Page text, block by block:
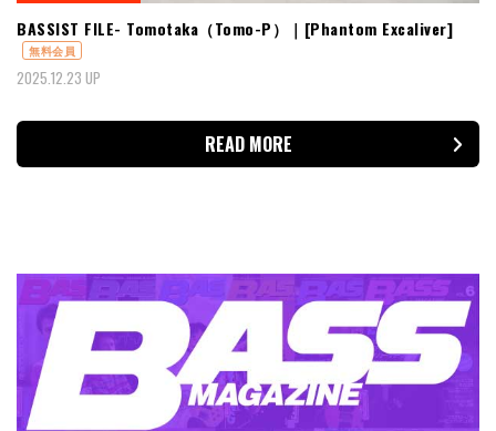
BASSIST FILE- Tomotaka（Tomo-P）｜[Phantom Excaliver]
無料会員
2025.12.23 UP
READ MORE